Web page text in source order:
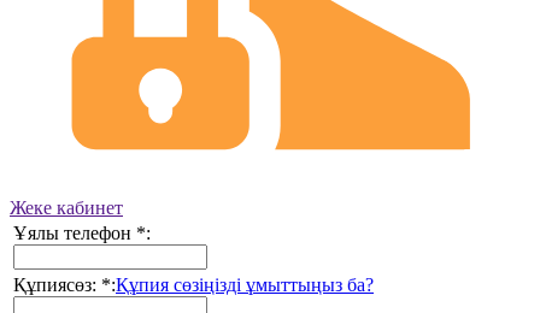
Жеке кабинет
Ұялы телефон *:
Құпиясөз: *:Құпия сөзіңізді ұмыттыңыз ба?